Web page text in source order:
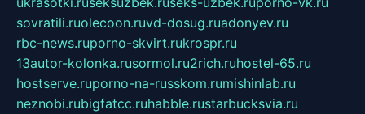
sovratili.ruolecoon.ruvd-dosug.ruadonyev.ru
rbc-news.ruporno-skvirt.rukrospr.ru
13autor-kolonka.rusormol.ru2rich.ruhostel-65.ru
hostserve.ruporno-na-russkom.rumishinlab.ru
neznobi.rubigfatcc.ruhabble.rustarbucksvia.ru